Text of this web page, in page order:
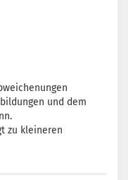
und dem
zu kleineren